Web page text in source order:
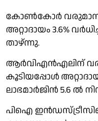
കോണ്‍കോര്‍ വരുമാനം
അറ്റാദായം 3.6%
താഴ്ന്നു.
ആര്‍വിഎന്‍എലിന്
കൂടിയപ്പോള്‍
ലാഭമാര്‍ജിന്‍ 5.6 ല്‍
പിഐ